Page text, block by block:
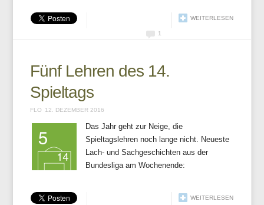
WEITERLESEN
1
Fünf Lehren des 14.
Spieltags
FLO 12. DEZEMBER 2016
Das Jahr geht zur Neige, die
Spieltagslehren noch lange nicht. Neueste
Lach- und Sachgeschichten aus der
Bundesliga am Wochenende:
WEITERLESEN